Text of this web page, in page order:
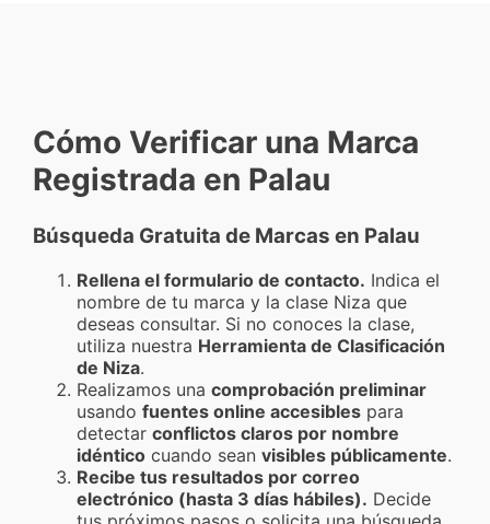
Cómo Verificar una Marca
Registrada en Palau
Búsqueda Gratuita de Marcas en Palau
Rellena el formulario de contacto. Indica el
nombre de tu marca y la clase Niza que
deseas consultar. Si no conoces la clase,
utiliza nuestra Herramienta de Clasificación
de Niza.
Realizamos una comprobación preliminar
usando fuentes online accesibles para
detectar conflictos claros por nombre
idéntico cuando sean visibles públicamente.
Recibe tus resultados por correo
electrónico (hasta 3 días hábiles). Decide